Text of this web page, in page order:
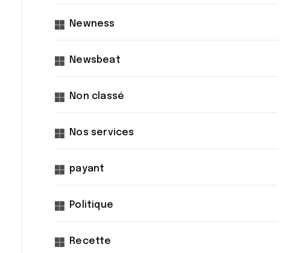
Newness
Newsbeat
Non classé
Nos services
payant
Politique
Recette